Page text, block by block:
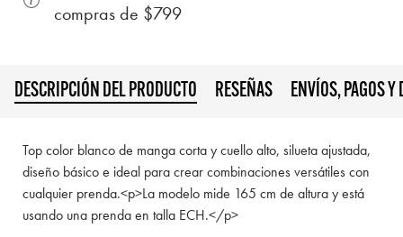
compras de $799
DESCRIPCIÓN DEL PRODUCTO RESEÑAS ENVÍOS, PAGOS Y
Top color blanco de manga corta y cuello alto, silueta ajustada,
diseño básico e ideal para crear combinaciones versátiles con
cualquier prenda.<p>La modelo mide 165 cm de altura y está
usando una prenda en talla ECH.</p>